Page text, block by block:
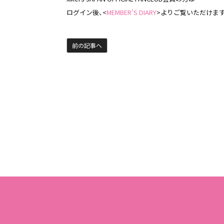
ログイン後、<MEMBER'S DIARY>よりご覧いただけます
前の記事へ